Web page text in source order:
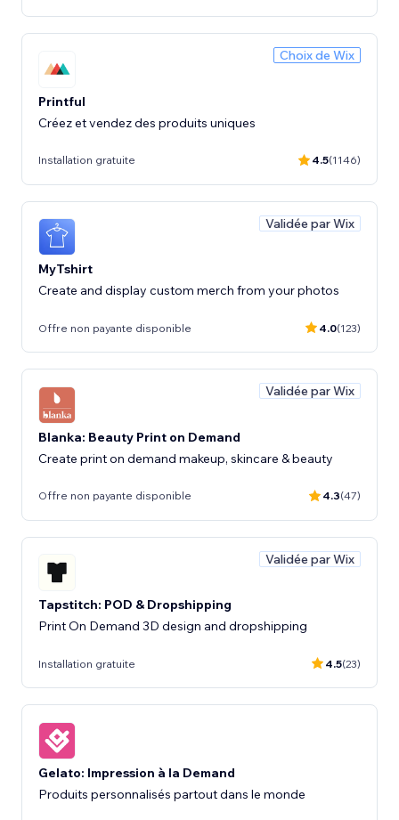
Choix de Wix
Printful
Créez et vendez des produits uniques
Installation gratuite 4.5(1146)
Validée par Wix
MyTshirt
Create and display custom merch from your photos
Offre non payante disponible 4.0(123)
Validée par Wix
Blanka: Beauty Print on Demand
Create print on demand makeup, skincare & beauty
Offre non payante disponible 4.3(47)
Validée par Wix
Tapstitch: POD & Dropshipping
Print On Demand 3D design and dropshipping
Installation gratuite 4.5(23)
Gelato: Impression à la Demand
Produits personnalisés partout dans le monde